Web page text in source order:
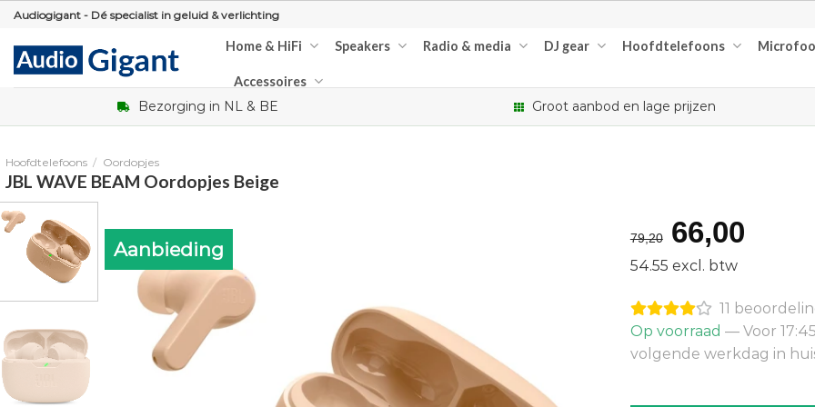
Skip
content
Audiogigant - Dé specialist in geluid & verlichting
Home & HiFi Speakers Radio & media DJ gear Hoofdtelefoons
Accessoires
Bezorging in NL & BE Groot aanbod en lage prijzen
Hoofdtelefoons / Oordopjes
JBL WAVE BEAM Oordopjes Beige
Aanbieding 79,20
prijs
was:
€79,20.
66,00
54.55 excl. btw
11
Op voorraad — Voor
volgende werkdag in